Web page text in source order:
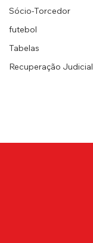
Sócio-Torcedor
futebol
Tabelas
Recuperação Judicial